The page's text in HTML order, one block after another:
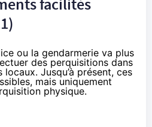
ou la gendarmerie va plus
des perquisitions dans
Jusqu’à présent, ces
mais uniquement
physique.